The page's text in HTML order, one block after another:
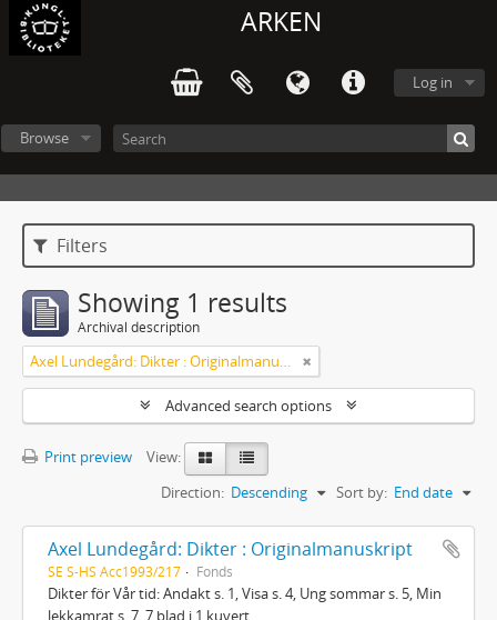
ARKEN
Log in
Browse
Filters
Showing 1 results
Archival description
Axel Lundegård: Dikter : Originalmanuskript
Advanced search options
Print preview
View:
Sort by: End date
Direction: Descending
Axel Lundegård: Dikter : Originalmanuskript
SE S-HS Acc1993/217 Fonds
Dikter för Vår tid: Andakt s. 1, Visa s. 4, Ung sommar s. 5, Min
lekkamrat s. 7. 7 blad i 1 kuvert